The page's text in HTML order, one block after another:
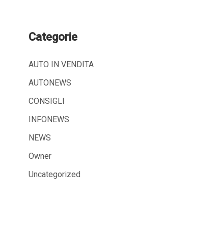
Categorie
AUTO IN VENDITA
AUTONEWS
CONSIGLI
INFONEWS
NEWS
Owner
Uncategorized